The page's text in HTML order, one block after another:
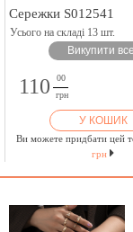
Сережки S012541
Усього на складі 13 шт.
Викупити все
110
00
грн
У КОШИК
Ви можете придбати цей
грн